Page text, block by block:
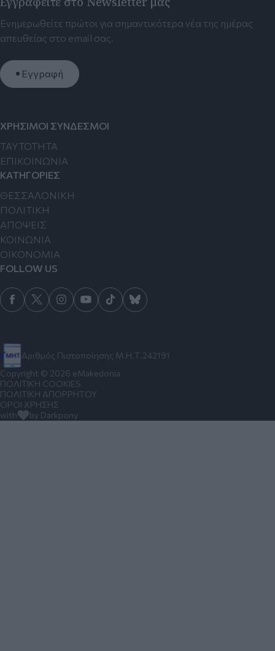
Ενημερωθείτε πρώτοι για σημαντικότερα νέα της ημέρας
απευθείας στο email σας.
Εγγραφή
Αριθμός Πιστοποίησης Μ.Η.Τ.242191
ΧΡΗΣΙΜΟΙ ΣΥΝΔΕΣΜΟΙ
TAYTOTHTA
ΕΠΙΚΟΙΝΩΝΙΑ
ΚΑΤΗΓΟΡΙΕΣ
ΘΕΣΣΑΛΟΝΙΚΗ
ΠΟΛΙΤΙΚΗ
ΑΠΟΨΕΙΣ
ΚΟΙΝΩΝΙΑ
ΟΙΚΟΝΟΜΙΑ
FOLLOW US
Copyright © 2026 eMakedonia
ΠΟΛΙΤΙΚΗ COOKIES
ΠΟΛΙΤΙΚΗ ΑΠΟΡΡΗΤΟΥ
ΟΡΟΙ ΧΡΗΣΗΣ
with
by Darkpony